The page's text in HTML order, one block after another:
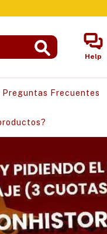
Help
Preguntas Frecuentes